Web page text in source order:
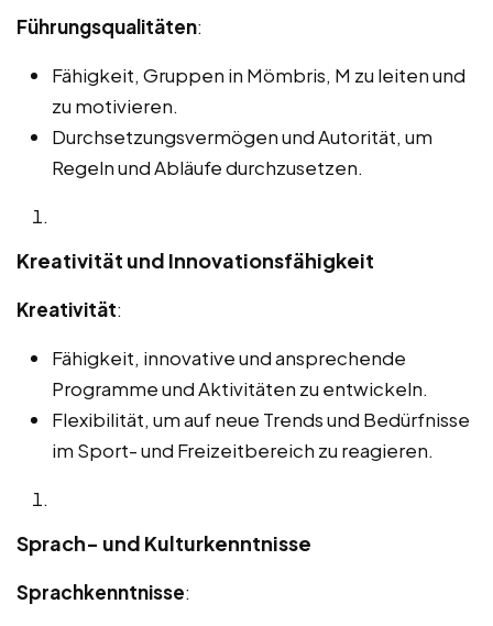
Führungsqualitäten:
Fähigkeit, Gruppen in Mömbris, M zu leiten und
zu motivieren.
Durchsetzungsvermögen und Autorität, um
Regeln und Abläufe durchzusetzen.
Kreativität und Innovationsfähigkeit
Kreativität:
Fähigkeit, innovative und ansprechende
Programme und Aktivitäten zu entwickeln.
Flexibilität, um auf neue Trends und Bedürfnisse
im Sport- und Freizeitbereich zu reagieren.
Sprach- und Kulturkenntnisse
Sprachkenntnisse: